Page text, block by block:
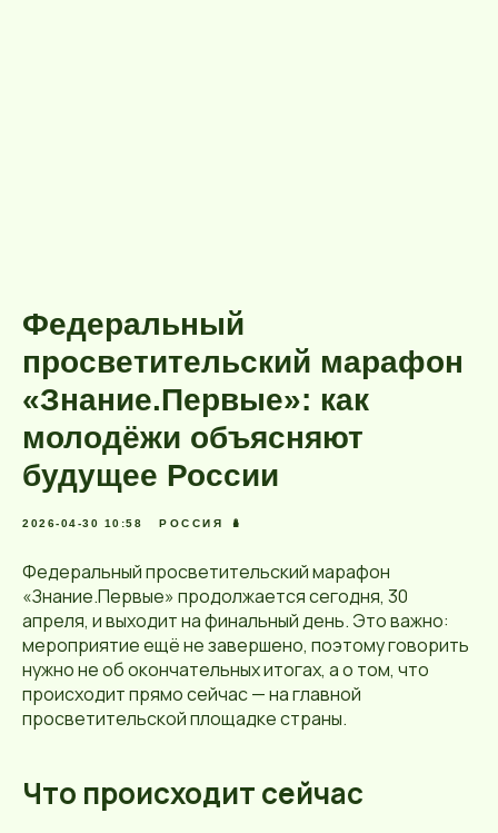
Федеральный
просветительский марафон
«Знание.Первые»: как
молодёжи объясняют
будущее России
2026-04-30 10:58 РОССИЯ 🪆
Федеральный просветительский марафон
«Знание.Первые» продолжается сегодня, 30
апреля, и выходит на финальный день. Это важно:
мероприятие ещё не завершено, поэтому говорить
нужно не об окончательных итогах, а о том, что
происходит прямо сейчас — на главной
просветительской площадке страны.
Что происходит сейчас